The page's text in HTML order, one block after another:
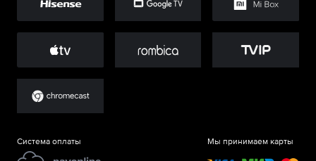
Система оплаты Мы принимаем карты